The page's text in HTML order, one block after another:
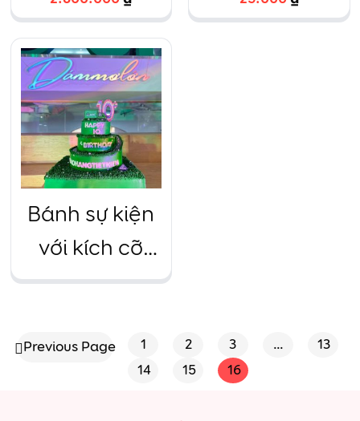
cupcake và
Bánh sự kiện
với kích cỡ
bánh siêu to
Previous Page 1 2 3 …
13
14
15 16